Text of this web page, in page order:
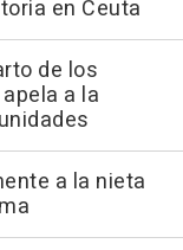
en Ceuta
de los
a la
a la nieta